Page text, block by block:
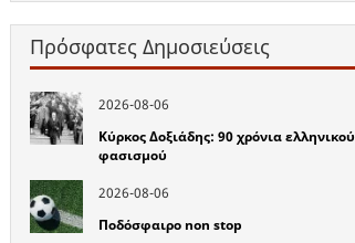
Πρόσφατες Δημοσιεύσεις
2026-08-06
Κύρκος Δοξιάδης: 90 χρόνια ελληνικού
φασισμού
2026-08-06
Ποδόσφαιρο non stop